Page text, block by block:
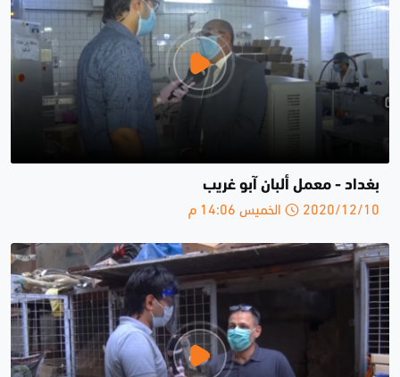
بغداد - معمل ألبان آبو غريب
2020/12/10 الخميس 14:06 م